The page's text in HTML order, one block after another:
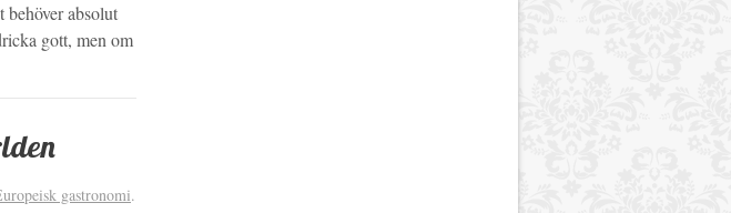
behöver absolut
gott, men om
gastronomi.